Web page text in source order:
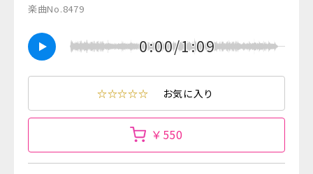
楽曲No.8479
0:00/1:09
☆☆☆☆☆ お気に入り
￥550